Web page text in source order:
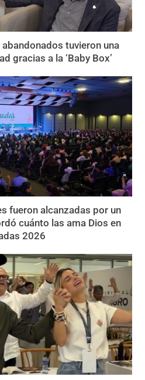
tuvieron una
gracias a la ‘Baby Box’
fueron alcanzadas por un
cuánto las ama Dios en
2026